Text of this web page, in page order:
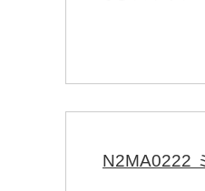
N2MA0222